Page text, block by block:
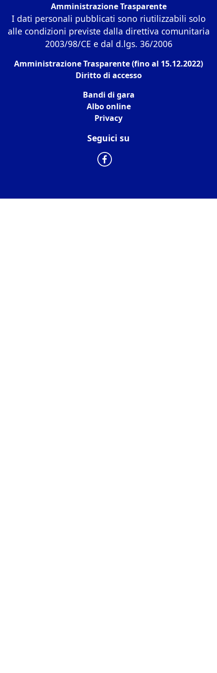
Amministrazione Trasparente
I dati personali pubblicati sono riutilizzabili solo
alle condizioni previste dalla direttiva comunitaria
2003/98/CE e dal d.lgs. 36/2006
Amministrazione Trasparente (fino al 15.12.2022)
Diritto di accesso
Bandi di gara
Albo online
Privacy
Seguici su